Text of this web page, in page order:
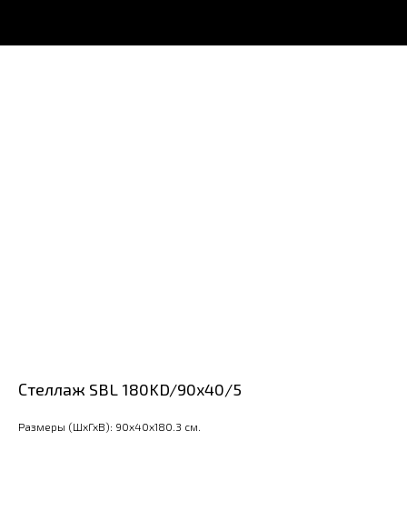
Стеллаж SBL 180KD/90x40/5
Размеры (ШхГхВ): 90x40x180.3 см.